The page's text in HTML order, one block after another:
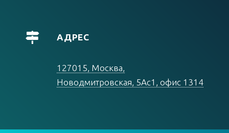
АДРЕС
127015, Москва,
Новодмитровская, 5Ас1, офис 1314